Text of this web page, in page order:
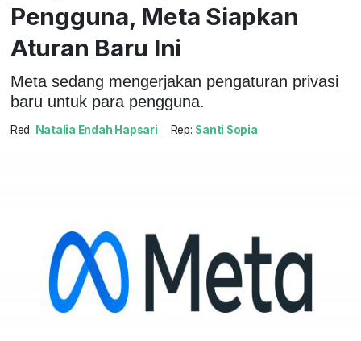
Pengguna, Meta Siapkan
Aturan Baru Ini
Meta sedang mengerjakan pengaturan privasi
baru untuk para pengguna.
Red: Natalia Endah Hapsari Rep: Santi Sopia